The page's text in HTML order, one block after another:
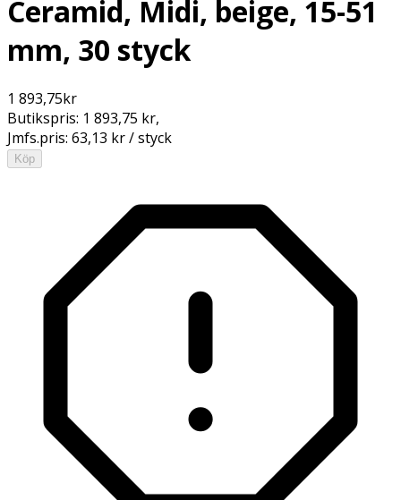
Ceramid, Midi, beige, 15-51
mm, 30 styck
1 893,75kr
Butikspris: 1 893,75 kr,
Jmfs.pris: 63,13 kr / styck
Köp